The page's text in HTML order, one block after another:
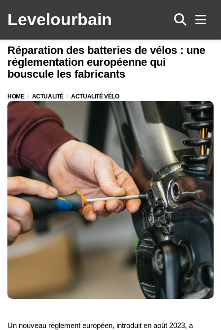
Levelourbain
Réparation des batteries de vélos : une
réglementation européenne qui
bouscule les fabricants
HOME ACTUALITÉ ACTUALITÉ VÉLO
Un nouveau règlement européen, introduit en août 2023, a